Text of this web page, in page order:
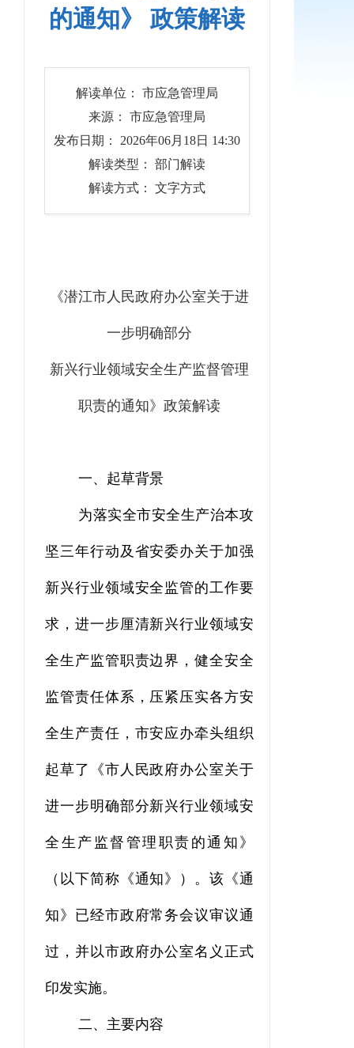
的通知》 政策解读
解读单位： 市应急管理局
来源： 市应急管理局
发布日期： 2026年06月18日 14:30
解读类型： 部门解读
解读方式： 文字方式
《潜江市人民政府办公室关于进
一步明确部分
新兴行业领域安全生产监督管理
职责的通知》 政策解读
一、起草背景
为落实全市安全生产治本攻
坚三年行动及省安委办关于加强
新兴行业领域安全监管的工作要
求，进一步厘清新兴行业领域安
全生产监管职责边界，健全安全
监管责任体系 ，压紧压实各方安
全生产责任，市安应办牵头组织
起草了《市人民政府办公室关于
进一步明确部分新兴行业领域安
全生产监督管理职责的通知》
（以下简称《通知》）。该《通
知》已经市政府常务会议审议通
过，并以市政府办公室名义正式
印发实施。
二、主要内容